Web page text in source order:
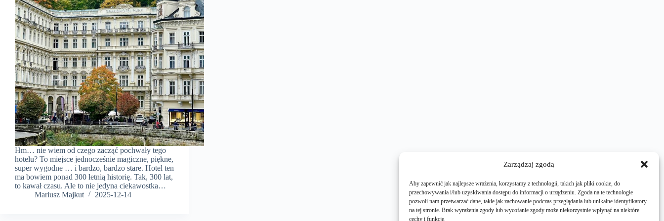
Zarządzaj zgodą
Aby zapewnić jak najlepsze wrażenia, korzystamy z technologii, takich jak pliki cookie, do
przechowywania i/lub uzyskiwania dostępu do informacji o urządzeniu. Zgoda na te technologie
pozwoli nam przetwarzać dane, takie jak zachowanie podczas przeglądania lub unikalne identyfikatory
na tej stronie. Brak wyrażenia zgody lub wycofanie zgody może niekorzystnie wpłynąć na niektóre
cechy i funkcje.
Hm… nie wiem od czego zacząć pochwały tego
hotelu? To miejsce jednocześnie magiczne, piękne,
super wygodne … i bardzo, bardzo stare. Hotel ten
ma bowiem ponad 300 letnią historię. Tak, 300 lat,
to kawał czasu. Ale to nie jedyna ciekawostka…
Mariusz Majkut
2025-12-14